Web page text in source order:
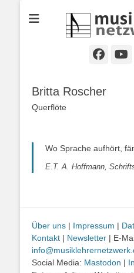
Selbständige
Britta Roscher
Querflöte
Wo Sprache aufhört,
E.T. A. Hoffmann,
Über uns | Impressum |
Kontakt | Newsletter | E-
Social Media: Mastodon |